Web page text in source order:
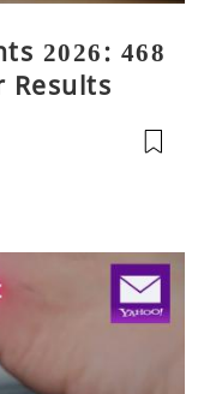
2026: 468
Results